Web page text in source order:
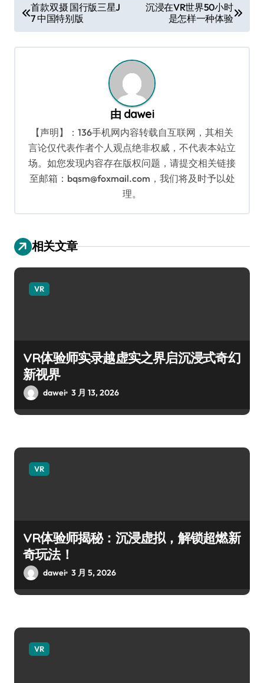
章
导
首款双摄 国行版三星J
7 中国特别版
沉浸在VR世界50小时
是怎样一种体验
由 dawei
【声明】：136手机网内容转载自互联网，其相关
言论仅代表作者个人观点绝非权威，不代表本站立
场。如您发现内容存在版权问题，请提交相关链接
至邮箱：bqsm@foxmail.com，我们将及时予以处
理。
相关文章
VR
VR体验师实录越虚实之界启沉浸式奇幻
新视界
dawei 3 月 13, 2026
VR
VR体验师揭秘：沉浸虚拟，解锁超燃新
奇玩法！
dawei 3 月 5, 2026
VR